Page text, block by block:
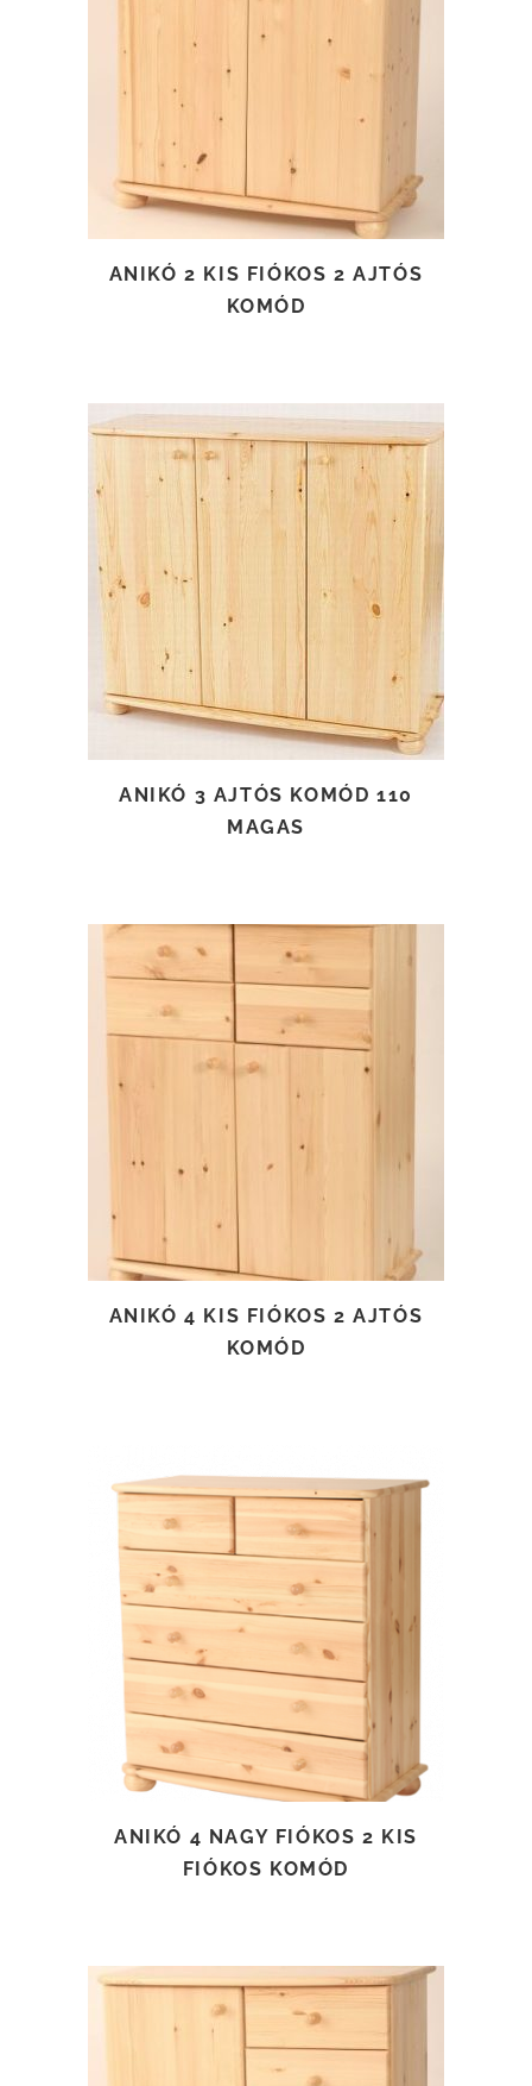
ANIKÓ 2 KIS FIÓKOS 2 AJTÓS
KOMÓD
TOVÁBB OLVASOM
ANIKÓ 3 AJTÓS KOMÓD 110
MAGAS
TOVÁBB OLVASOM
ANIKÓ 4 KIS FIÓKOS 2 AJTÓS
KOMÓD
TOVÁBB OLVASOM
ANIKÓ 4 NAGY FIÓKOS 2 KIS
FIÓKOS KOMÓD